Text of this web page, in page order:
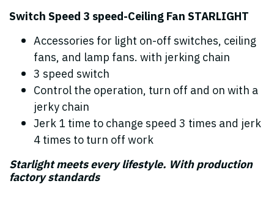
Switch Speed 3 speed-Ceiling Fan STARLIGHT
Accessories for light on-off switches, ceiling
fans, and lamp fans. with jerking chain
3 speed switch
Control the operation, turn off and on with a
jerky chain
Jerk 1 time to change speed 3 times and jerk
4 times to turn off work
Starlight meets every lifestyle. With production
factory standards